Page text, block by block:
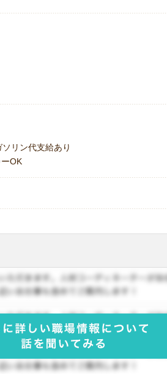
リン代支給あり
OK